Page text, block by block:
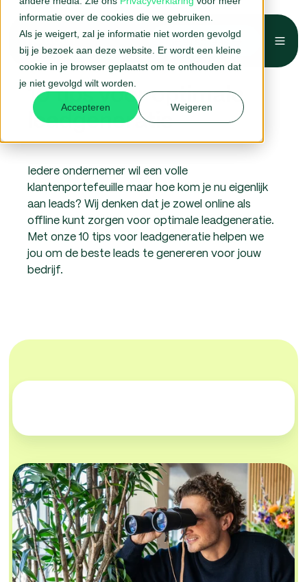
informatie over de cookies die we gebruiken.
Als je weigert, zal je informatie niet worden gevolgd
bij je bezoek aan deze website. Er wordt een kleine
cookie in je browser geplaatst om te onthouden dat
je niet gevolgd wilt worden.
Accepteren Weigeren
Belafspraak →
10 tips voor optimale
leadgeneratie
Iedere ondernemer wil een volle
klantenportefeuille maar hoe kom je nu eigenlijk
aan leads? Wij denken dat je zowel online als
offline kunt zorgen voor optimale leadgeneratie.
Met onze 10 tips voor leadgeneratie helpen we
jou om de beste leads te genereren voor jouw
bedrijf.